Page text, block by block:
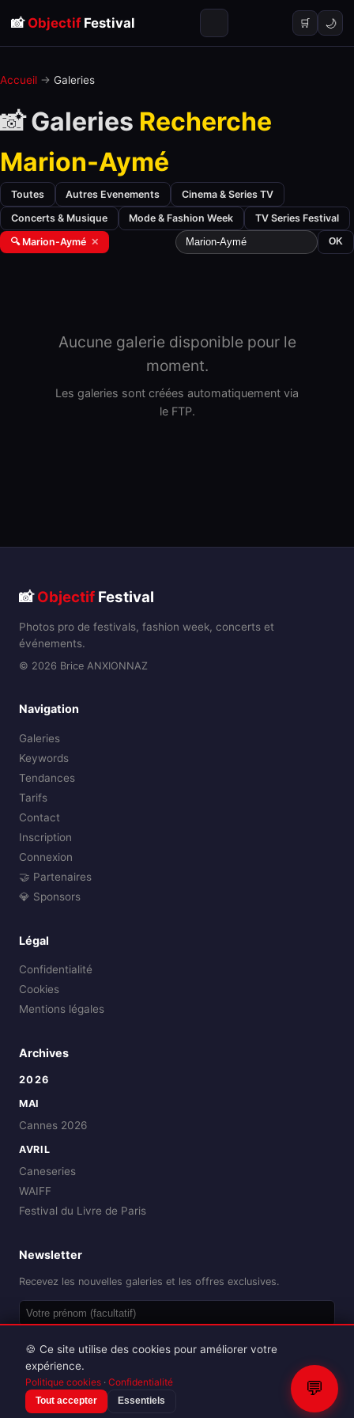
📸 ObjectifFestival 🛒 🌙
Accueil → Galeries
📸 Galeries Recherche
Marion-Aymé
Toutes Autres Evenements Cinema & Series TV
Concerts & Musique Mode & Fashion Week TV Series Festival
🔍 Marion-Aymé ✕ OK
Aucune galerie disponible pour le
moment.
Les galeries sont créées automatiquement via
le FTP.
📸Objectif Festival
Photos pro de festivals, fashion week, concerts et
événements.
© 2026 Brice ANXIONNAZ
Navigation
Galeries
Keywords
Tendances
Tarifs
Contact
Inscription
Connexion
🤝 Partenaires
💎 Sponsors
Légal
Confidentialité
Cookies
Mentions légales
Archives
2026
MAI
Cannes 2026
AVRIL
Caneseries
WAIFF
Festival du Livre de Paris
Newsletter
Recevez les nouvelles galeries et les offres exclusives.
Reproduction interdite sans autorisation.
💬
🍪 Ce site utilise des cookies pour améliorer votre
expérience.
Politique cookies · Confidentialité
Tout accepter Essentiels